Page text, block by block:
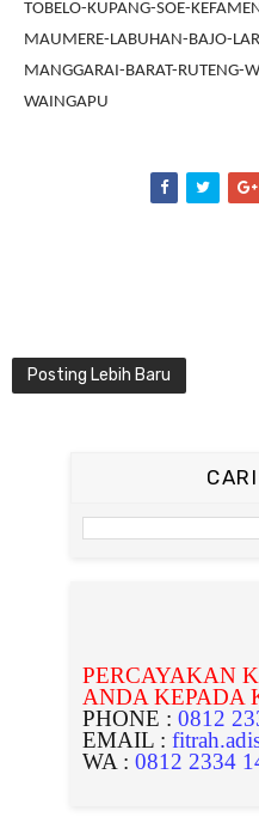
TOBELO-KUPANG-SOE-
MAUMERE-LABUHAN-BAJO-
MANGGARAI-BARAT-RUTENG-
WAINGAPU
Posting Lebih Baru
PERCAYAKAN
ANDA KEPADA
PHONE : 0812
EMAIL :
WA : 0812 2334